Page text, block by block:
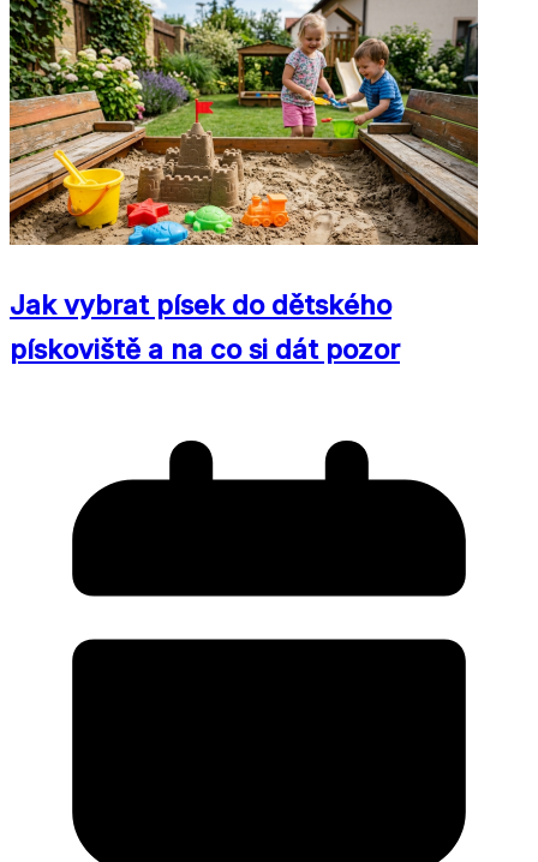
Jak vybrat písek do dětského
pískoviště a na co si dát pozor